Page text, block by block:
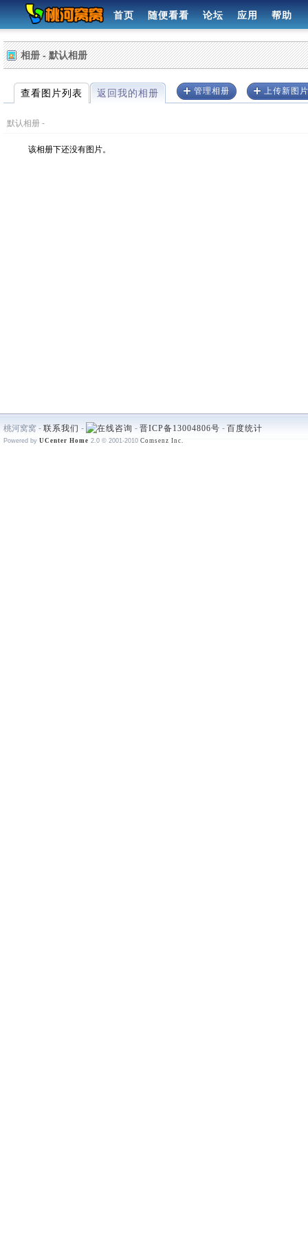
首页 随便看看 论坛 应用 帮助
相册 - 默认相册
查看图片列表 返回我的相册 管理相册 上传新图片
默认相册 -
该相册下还没有图片。
桃河窝窝 - 联系我们 - - 晋ICP备13004806号 - 百度统计
Powered by UCenter Home 2.0 © 2001-2010 Comsenz Inc.